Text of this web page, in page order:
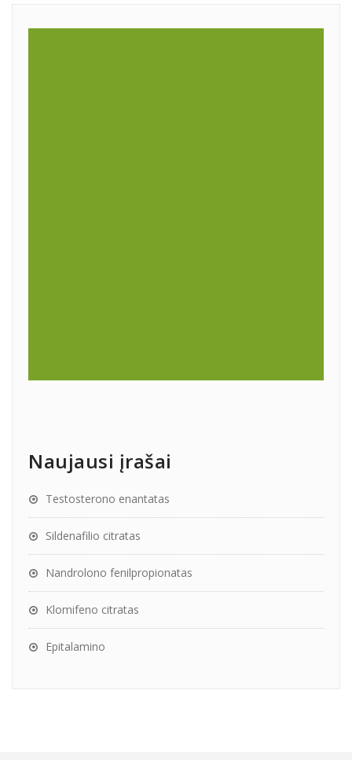
Naujausi įrašai
Testosterono enantatas
Sildenafilio citratas
Nandrolono fenilpropionatas
Klomifeno citratas
Epitalamino